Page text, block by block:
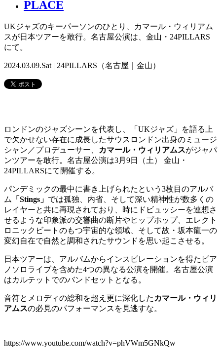
PLACE
UKジャズのキーパーソンのひとり、カマール・ウィリアム
スが日本ツアーを敢行。名古屋公演は、金山・24PILLARS
にて。
2024.03.09.Sat | 24PILLARS（名古屋｜金山）
ロンドンのジャズシーンを代表し、「UKジャズ」を語る上
で欠かせない存在に成長したサウスロンドン出身のミュージ
シャン／プロデューサー、
カマール・ウィリアムスがジャパ
ンツアーを敢行。名古屋公演は3月9日（土） 金山・
24PILLARSにて開催する。
パンデミックの最中に書き上げられたという3枚目のアルバ
ム
「Stings」 では孤独、内省、そして深い精神性が数多くの
レイヤーと共に再現されており、時にドビュッシーを連想さ
せるような印象派の交響曲の断片やヒップホップ、エレクト
ロニックビートのもつ宇宙的な領域、そして故・坂本龍一の
変幻自在で自然と調和されたサウンドを思い起こさせる。
日本ツアーは、アルバムからインスピレーションを得たピア
ノソロライブを含めた4つの異なる公演を開催。名古屋公演
はカルテットでのバンドセットとなる。
音符とメロディの総和を超え更に深化した カマール・ウィリ
アムスの必見のパフォーマンスを見逃すな。
https://www.youtube.com/watch?v=phVWm5GNkQw